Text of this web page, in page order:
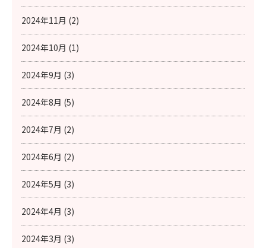
2024年11月 (2)
2024年10月 (1)
2024年9月 (3)
2024年8月 (5)
2024年7月 (2)
2024年6月 (2)
2024年5月 (3)
2024年4月 (3)
2024年3月 (3)